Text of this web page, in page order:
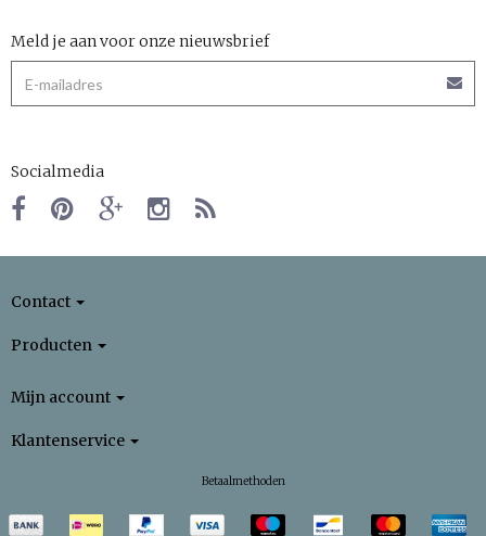
Meld je aan voor onze nieuwsbrief
Socialmedia
Contact
Producten
Mijn account
Klantenservice
Betaalmethoden